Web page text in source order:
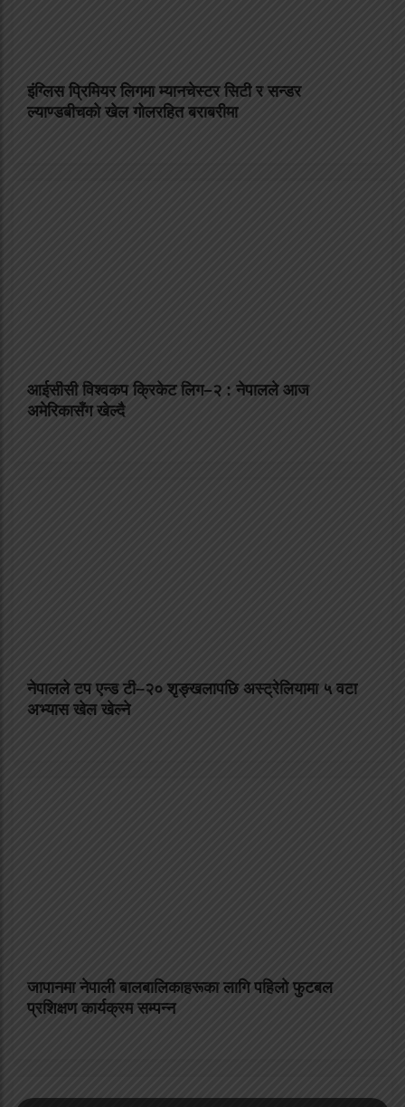
इंग्लिस प्रिमियर लिगमा म्यानचेस्टर सिटी र सन्डर
ल्याण्डबीचको खेल गोलरहित बराबरीमा
आईसीसी विश्वकप क्रिकेट लिग–२ : नेपालले आज
अमेरिकासँग खेल्दै
नेपालले टप एन्ड टी–२० शृङ्खलापछि अस्ट्रेलियामा ५ वटा
अभ्यास खेल खेल्ने
जापानमा नेपाली बालबालिकाहरूका लागि पहिलो फुटबल
प्रशिक्षण कार्यक्रम सम्पन्न